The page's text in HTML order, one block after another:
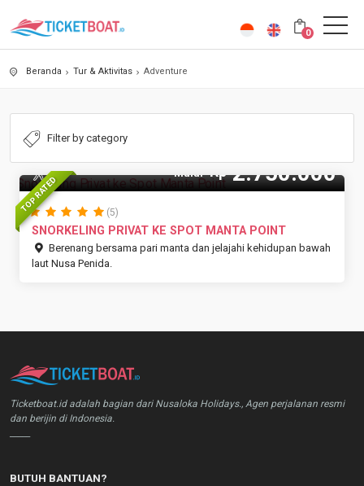
0
Beranda Tur & Aktivitas Adventure
TOP RATED
15 Pax Mulai Rp2.750.000
(5)
SNORKELING PRIVAT KE SPOT MANTA POINT
Berenang bersama pari manta dan jelajahi kehidupan bawah
laut Nusa Penida.
Ticketboat.id adalah bagian dari Nusaloka Holidays., Agen perjalanan resmi
dan berijin di Indonesia.
BUTUH BANTUAN?